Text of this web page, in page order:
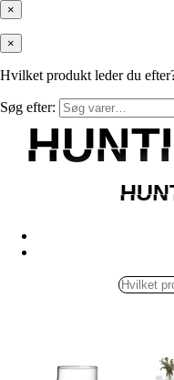
×
×
Hvilket produkt leder du
Søg efter: